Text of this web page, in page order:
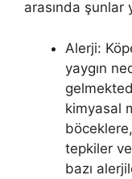
arasında şunlar
Alerji:
yaygın
kimyasal
tepkiler
bazı